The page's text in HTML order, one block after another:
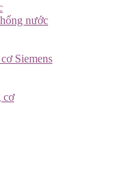
nước
Siemens
cơ